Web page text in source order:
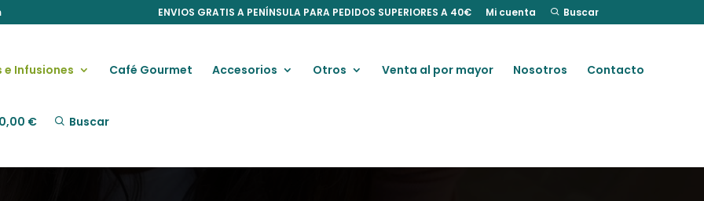
ENVIOS GRATIS A PENÍNSULA PARA PEDIDOS SUPERIORES A 40€ Mi cuenta Buscar
e Infusiones Café Gourmet Accesorios Otros Venta al por mayor Nosotros Contacto
0,00 € Buscar